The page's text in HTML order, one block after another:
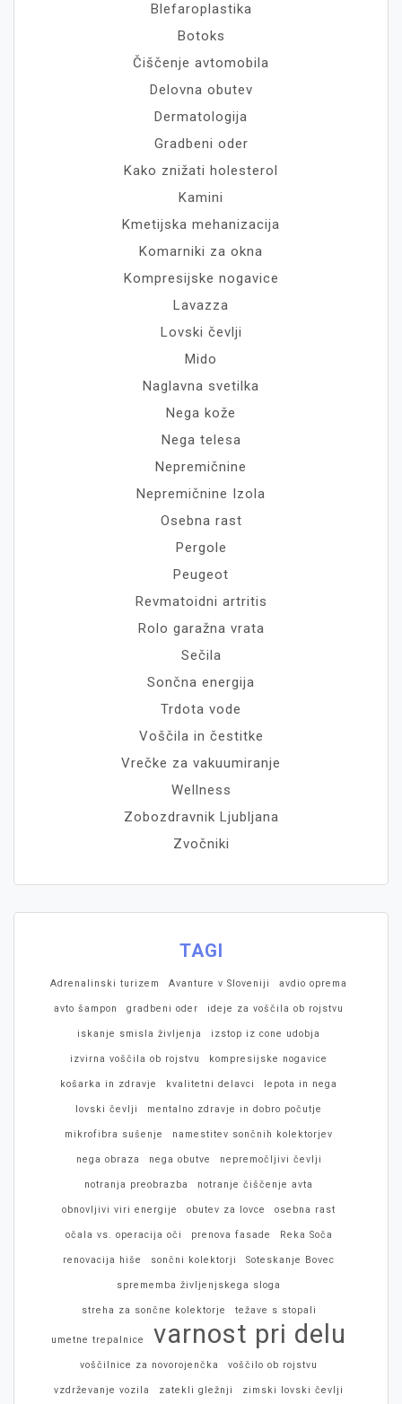
Blefaroplastika
Botoks
Čiščenje avtomobila
Delovna obutev
Dermatologija
Gradbeni oder
Kako znižati holesterol
Kamini
Kmetijska mehanizacija
Komarniki za okna
Kompresijske nogavice
Lavazza
Lovski čevlji
Mido
Naglavna svetilka
Nega kože
Nega telesa
Nepremičnine
Nepremičnine Izola
Osebna rast
Pergole
Peugeot
Revmatoidni artritis
Rolo garažna vrata
Sečila
Sončna energija
Trdota vode
Voščila in čestitke
Vrečke za vakuumiranje
Wellness
Zobozdravnik Ljubljana
Zvočniki
TAGI
Adrenalinski turizem Avanture v Sloveniji avdio oprema
avto šampon gradbeni oder ideje za voščila ob rojstvu
iskanje smisla življenja izstop iz cone udobja
izvirna voščila ob rojstvu kompresijske nogavice
košarka in zdravje kvalitetni delavci lepota in nega
lovski čevlji mentalno zdravje in dobro počutje
mikrofibra sušenje namestitev sončnih kolektorjev
nega obraza nega obutve nepremočljivi čevlji
notranja preobrazba notranje čiščenje avta
obnovljivi viri energije obutev za lovce osebna rast
očala vs. operacija oči prenova fasade Reka Soča
renovacija hiše sončni kolektorji Soteskanje Bovec
sprememba življenjskega sloga
streha za sončne kolektorje težave s stopali
umetne trepalnice varnost pri delu
voščilnice za novorojenčka voščilo ob rojstvu
vzdrževanje vozila zatekli gležnji zimski lovski čevlji